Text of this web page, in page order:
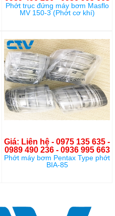
Phớt trục đứng máy bơm Masflo
MV 150-3 (Phớt cơ khí)
Giá: Liên hệ - 0975 135 635 -
0989 490 236 - 0936 995 663
Phớt máy bơm Pentax Type phớt
BIA-85